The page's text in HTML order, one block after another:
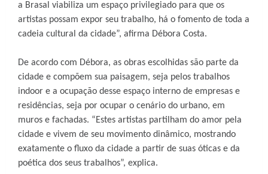
a Brasal viabiliza um espaço privilegiado para que os
artistas possam expor seu trabalho, há o fomento de toda a
cadeia cultural da cidade”, afirma Débora Costa.
De acordo com Débora, as obras escolhidas são parte da
cidade e compõem sua paisagem, seja pelos trabalhos
indoor e a ocupação desse espaço interno de empresas e
residências, seja por ocupar o cenário do urbano, em
muros e fachadas. “Estes artistas partilham do amor pela
cidade e vivem de seu movimento dinâmico, mostrando
exatamente o fluxo da cidade a partir de suas óticas e da
poética dos seus trabalhos”, explica.